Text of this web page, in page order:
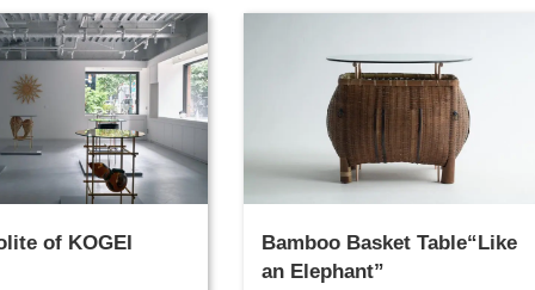
of KOGEI
Bamboo Basket Table“Like
an Elephant”